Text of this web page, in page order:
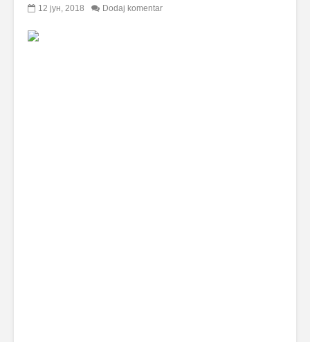
12 јун, 2018 Dodaj komentar